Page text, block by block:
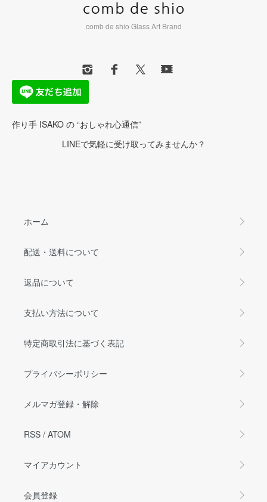
comb de shio Glass Art Brand
作り手 ISAKO の “おしゃれ心通信”
LINEで気軽に受け取ってみませんか？
ホーム
配送・送料について
返品について
支払い方法について
特定商取引法に基づく表記
プライバシーポリシー
メルマガ登録・解除
RSS / ATOM
マイアカウント
会員登録